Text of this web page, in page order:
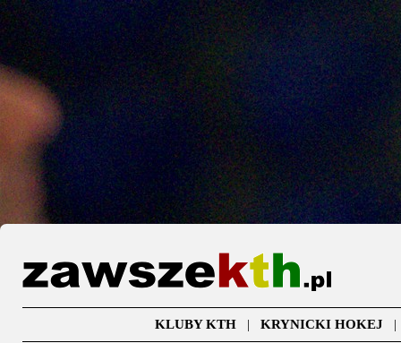
KLUBY KTH| KRYNICKI HOKEJ